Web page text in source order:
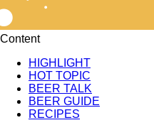
Content
HIGHLIGHT
HOT TOPIC
BEER TALK
BEER GUIDE
RECIPES